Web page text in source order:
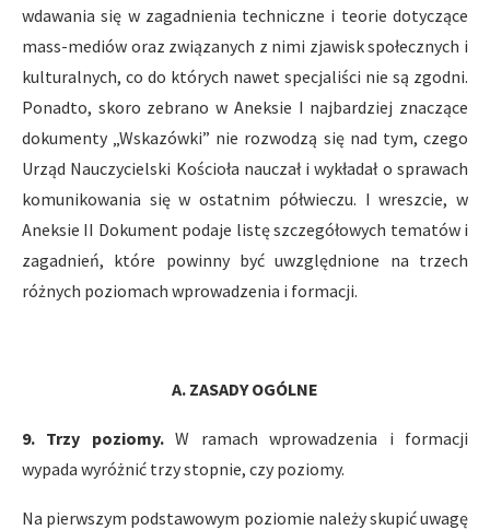
wdawania się w zagadnienia techniczne i teorie dotyczące
mass-mediów oraz związanych z nimi zjawisk społecznych i
kulturalnych, co do których nawet specjaliści nie są zgodni.
Ponadto, skoro zebrano w Aneksie I najbardziej znaczące
dokumenty „Wskazówki” nie rozwodzą się nad tym, czego
Urząd Nauczycielski Kościoła nauczał i wykładał o sprawach
komunikowania się w ostatnim półwieczu. I wreszcie, w
Aneksie II Dokument podaje listę szczegółowych tematów i
zagadnień, które powinny być uwzględnione na trzech
różnych poziomach wprowadzenia i formacji.
A. ZASADY OGÓLNE
9. Trzy poziomy.W ramach wprowadzenia i formacji
wypada wyróżnić trzy stopnie, czy poziomy.
Na pierwszym podstawowym poziomie należy skupić uwagę